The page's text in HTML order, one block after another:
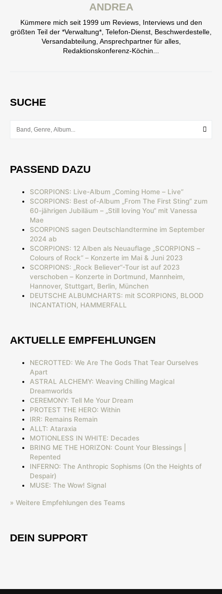
ANDREA
Kümmere mich seit 1999 um Reviews, Interviews und den
größten Teil der *Verwaltung*, Telefon-Dienst, Beschwerdestelle,
Versandabteilung, Ansprechpartner für alles,
Redaktionskonferenz-Köchin...
SUCHE
PASSEND DAZU
SCORPIONS: Live-Album „Coming Home – Live“
SCORPIONS: Best of-Album „From The First Sting” zum
60-jährigen Jubiläum – „Still loving You“ mit Vanessa
Mae
SCORPIONS sagen Deutschlandtermine im September
2024 ab
SCORPIONS: 12 Alben als Neuauflage „SCORPIONS –
Colours of Rock“ – Konzerte im Mai & Juni 2023
SCORPIONS: „Rock Believer“-Tour ist auf 2023
verschoben – Konzerte in Dortmund, Mannheim,
Hannover, Stuttgart, Berlin, München
DEUTSCHE ALBUMCHARTS: mit SCORPIONS, BLOOD
INCANTATION, HAMMERFALL
AKTUELLE EMPFEHLUNGEN
NECROTTED: We Are The Gods That Tear Ourselves
Apart
ASTRAL ALCHEMY: Weaving Chilling Magical
Dreamworlds
CEREMONY: Tell Me Your Dream
PROTEST THE HERO: Within
IRR: Remains Remain
ALLT: Ataraxia
MOTIONLESS IN WHITE: Decades
BRING ME THE HORIZON: Count Your Blessings |
Repented
INFERNO: The Anthropic Sophisms (On the Heights of
Despair)
MUSE: The Wow! Signal
» Weitere Empfehlungen des Teams
DEIN SUPPORT